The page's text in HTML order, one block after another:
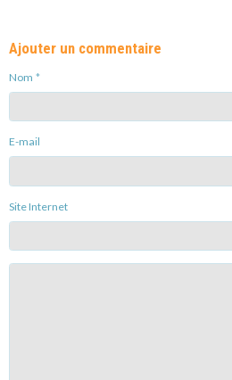
Ajouter un commentaire
Nom
E-mail
Site Internet